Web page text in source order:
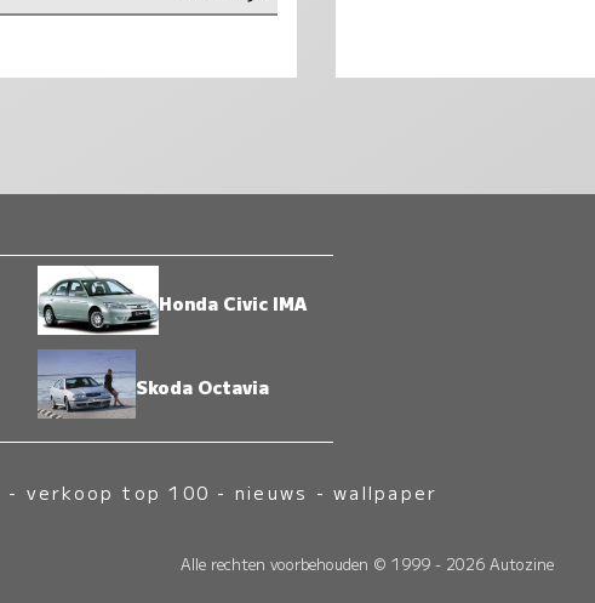
Honda Civic IMA
Skoda Octavia
- verkoop top 100 - nieuws -wallpaper
Alle rechten voorbehouden © 1999 - 2026 Autozine